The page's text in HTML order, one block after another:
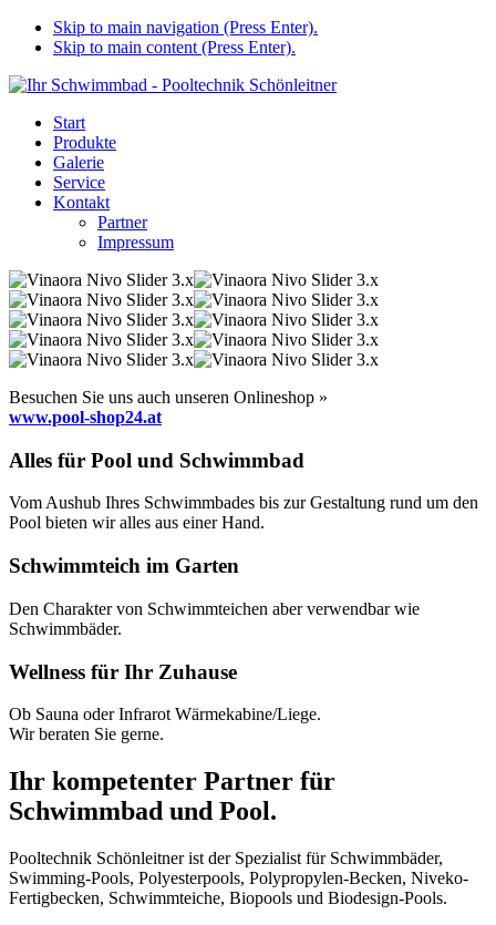
Skip to main navigation (Press Enter).
Skip to main content (Press Enter).
Start
Produkte
Galerie
Service
Kontakt
Partner
Impressum
Besuchen Sie uns auch unseren Onlineshop »
www.pool-shop24.at
Alles für Pool und Schwimmbad
Vom Aushub Ihres Schwimmbades bis zur Gestaltung rund um den
Pool bieten wir alles aus einer Hand.
Schwimmteich im Garten
Den Charakter von Schwimmteichen aber verwendbar wie
Schwimmbäder.
Wellness für Ihr Zuhause
Ob Sauna oder Infrarot Wärmekabine/Liege.
Wir beraten Sie gerne.
Ihr kompetenter Partner für
Schwimmbad und Pool.
Pooltechnik Schönleitner ist der Spezialist für Schwimmbäder,
Swimming-Pools, Polyesterpools, Polypropylen-Becken, Niveko-
Fertigbecken, Schwimmteiche, Biopools und Biodesign-Pools.